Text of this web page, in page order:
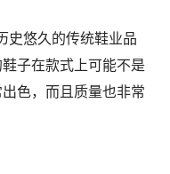
史悠久的传统鞋业品
子在款式上可能不是
色，而且质量也非常